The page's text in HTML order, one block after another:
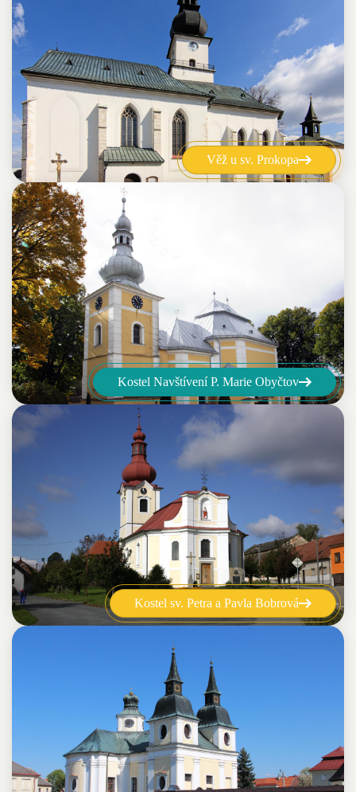
Věž u sv. Prokopa
Kostel Navštívení P. Marie Obyčtov
Kostel sv. Petra a Pavla Bobrová